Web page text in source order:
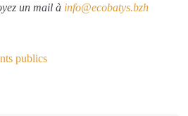
un mail à info@ecobatys.bzh
publics